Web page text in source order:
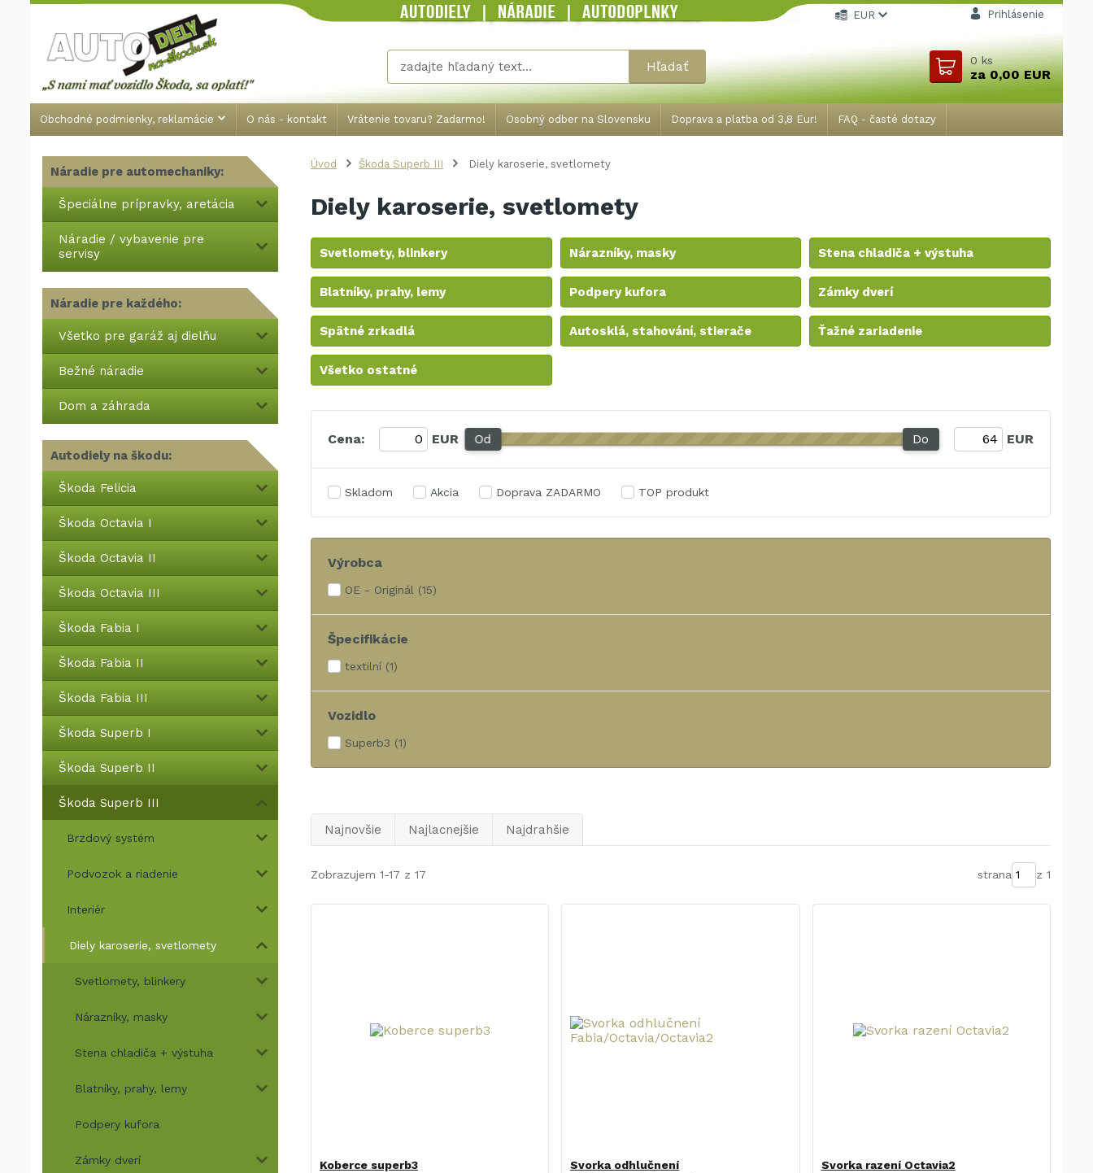
Obchodné podmienky, reklamácie O nás - kontakt Vrátenie tovaru? Zadarmo! Osobný odber na Slovensku Doprava a platba od 3,8 Eur! FAQ - časté dotazy
EUR Prihlásenie
Hľadať 0ks
za0,00 EUR
Náradie pre automechaniky:
Špeciálne prípravky, aretácia
Náradie / vybavenie pre
servisy
Náradie pre každého:
Všetko pre garáž aj dielňu
Bežné náradie
Dom a záhrada
Autodiely na škodu:
Škoda Felicia
Škoda Octavia I
Škoda Octavia II
Škoda Octavia III
Škoda Fabia I
Škoda Fabia II
Škoda Fabia III
Škoda Superb I
Škoda Superb II
Škoda Superb III
Brzdový systém
Podvozok a riadenie
Interiér
Diely karoserie, svetlomety
Svetlomety, blinkery
Nárazníky, masky
Stena chladiča + výstuha
Blatníky, prahy, lemy
Podpery kufora
Zámky dverí
Úvod Škoda Superb III Diely karoserie, svetlomety
Diely karoserie, svetlomety
Svetlomety, blinkery Nárazníky, masky Stena chladiča + výstuha
Blatníky, prahy, lemy Podpery kufora Zámky dverí
Spätné zrkadlá Autosklá, stahování, stierače Ťažné zariadenie
Všetko ostatné
Cena: EUR Od Do EUR
Skladom Akcia Doprava ZADARMO TOP produkt
Výrobca
OE - Originál (15)
Špecifikácie
textilní (1)
Vozidlo
Superb3 (1)
Najnovšie Najlacnejšie Najdrahšie
Zobrazujem 1-17 z 17 strana z 1
Koberce superb3
Svorka odhlučnení
Svorka razení Octavia2